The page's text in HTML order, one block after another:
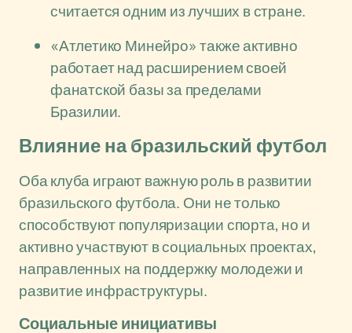
считается одним из лучших в стране.
«Атлетико Минейро» также активно
работает над расширением своей
фанатской базы за пределами
Бразилии.
Влияние на бразильский футбол
Оба клуба играют важную роль в развитии
бразильского футбола. Они не только
способствуют популяризации спорта, но и
активно участвуют в социальных проектах,
направленных на поддержку молодежи и
развитие инфраструктуры.
Социальные инициативы